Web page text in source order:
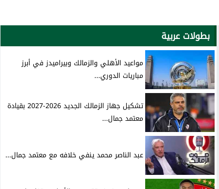
بطولات عربية
مواعيد الأهلي والزمالك وبيراميدز في أبرز
مباريات الدوري...
تشكيل جهاز الزمالك الجديد 2026-2027 بقيادة
معتمد جمال...
عبد الناصر محمد ينفي خلافه مع معتمد جمال...